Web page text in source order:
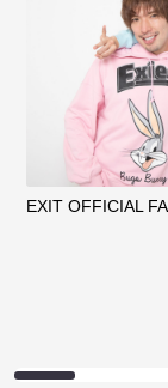
EXIT OFFICIAL